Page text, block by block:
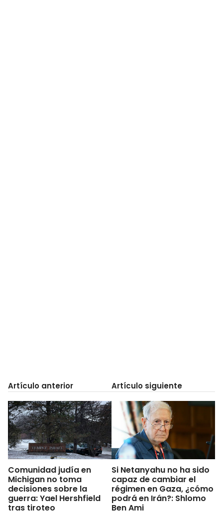
Artículo anterior
Comunidad judía en
Michigan no toma
decisiones sobre la
guerra: Yael Hershfield
tras tiroteo
Artículo siguiente
Si Netanyahu no ha sido
capaz de cambiar el
régimen en Gaza, ¿cómo
podrá en Irán?: Shlomo
Ben Ami